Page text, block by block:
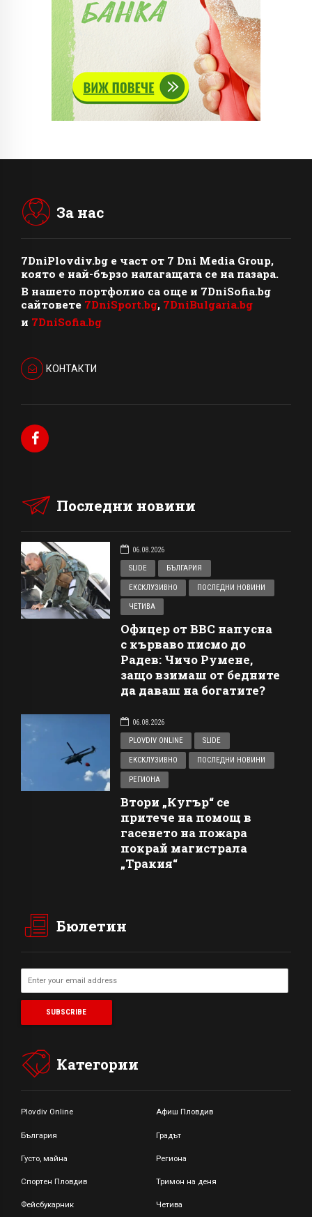
За нас
7DniPlovdiv.bg e част от 7 Dni Media Group,
която е най-бързо налагащата се на пазара.
В нашето портфолио са още и 7DniSofia.bg
сайтовете 7DniSport.bg, 7DniBulgaria.bg
и 7DniSofia.bg
КОНТАКТИ
Последни новини
06.08.2026
SLIDE
БЪЛГАРИЯ
ЕКСКЛУЗИВНО ПОСЛЕДНИ НОВИНИ
ЧЕТИВА
Офицер от ВВС напусна
с кърваво писмо до
Радев: Чичо Румене,
защо взимаш от бедните
да даваш на богатите?
06.08.2026
PLOVDIV ONLINE
SLIDE
ЕКСКЛУЗИВНО ПОСЛЕДНИ НОВИНИ
РЕГИОНА
Втори „Кугър“ се
притече на помощ в
гасенето на пожара
покрай магистрала
„Тракия“
Бюлетин
Категории
Plovdiv Online Афиш Пловдив
България Градът
Густо, майна Региона
Спортен Пловдив Тримон на деня
Фейсбукарник Четива